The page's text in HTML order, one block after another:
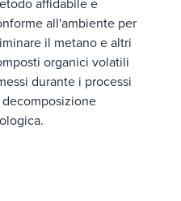
all'ambiente per
il metano e altri
organici volatili
durante i processi